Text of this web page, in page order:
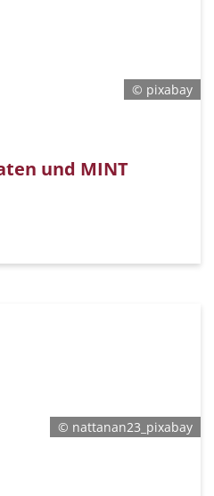
© pixabay
und MINT
© nattanan23_pixabay